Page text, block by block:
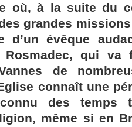
où, à la suite du
grandes
d’un évêque
Rosmadec, qui
de
connaît une
des temps
même si en